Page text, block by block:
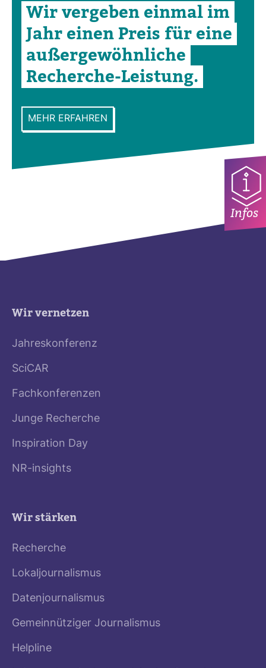
Infos
Wir ver­geben einmal im
Jahr einen Preis für eine
außer­ge­wöhn­liche
Recherche-​Leis­tung.
MEHR ERFAHREN
Wir vernetzen
Jahreskonferenz
SciCAR
Fachkonferenzen
Junge Recherche
Inspiration Day
NR-insights
Wir stärken
Recherche
Lokaljournalismus
Datenjournalismus
Gemeinnütziger Journalismus
Helpline